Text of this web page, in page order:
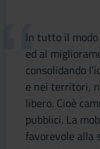
In tutto il
ed al
consolidando
e nei territori,
libero. Cioè
pubblici. La
favorevole alla